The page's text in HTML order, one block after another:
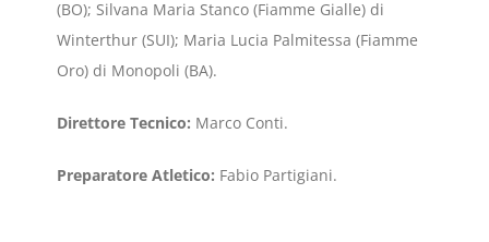
(BO); Silvana Maria Stanco (Fiamme Gialle) di
Winterthur (SUI); Maria Lucia Palmitessa (Fiamme
Oro) di Monopoli (BA).
Direttore Tecnico: Marco Conti.
Preparatore Atletico: Fabio Partigiani.